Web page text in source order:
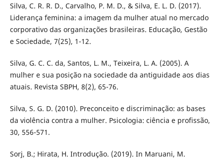
Silva, C. R. R. D., Carvalho, P. M. D., & Silva, E. L. D. (2017).
Liderança feminina: a imagem da mulher atual no mercado
corporativo das organizações brasileiras. Educação, Gestão
e Sociedade, 7(25), 1-12.
Silva, G. C. C. da, Santos, L. M., Teixeira, L. A. (2005). A
mulher e sua posição na sociedade da antiguidade aos dias
atuais. Revista SBPH, 8(2), 65-76.
Silva, S. G. D. (2010). Preconceito e discriminação: as bases
da violência contra a mulher. Psicologia: ciência e profissão,
30, 556-571.
Sorj, B.; Hirata, H. Introdução. (2019). In Maruani, M.